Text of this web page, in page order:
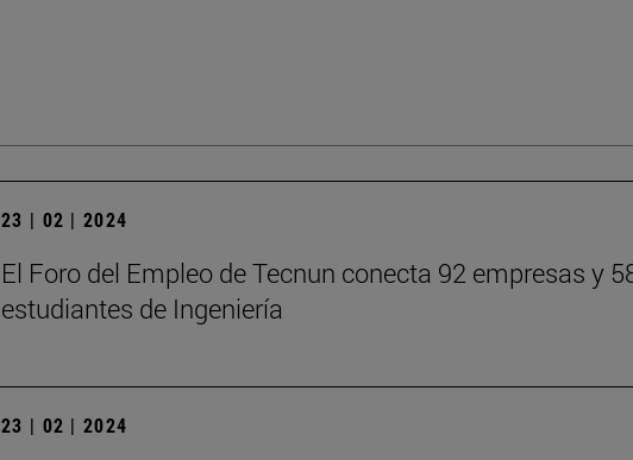
23 | 02 | 2024
El Foro del Empleo de Tecnun conecta 92 empresas y
estudiantes de Ingeniería
23 | 02 | 2024